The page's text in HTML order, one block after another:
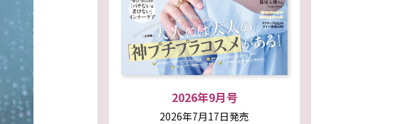
2026年9月号
2026年7月17日発売